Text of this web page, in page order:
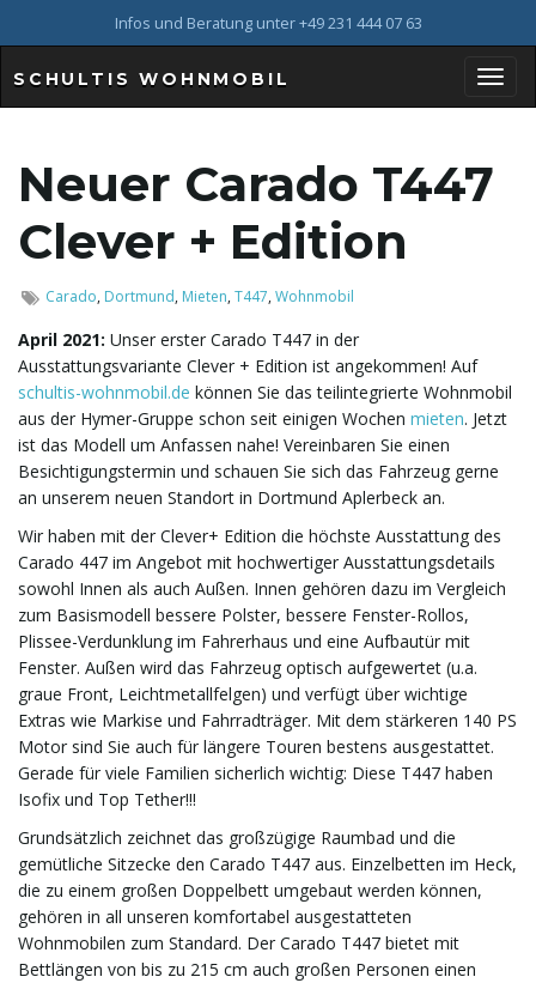
Infos und Beratung unter +49 231 444 07 63
a
e
SCHULTIS WOHNMOBIL
Neuer Carado T447
Clever + Edition
Carado, Dortmund, Mieten,T447,Wohnmobil
April 2021: Unser erster Carado T447 in der
Ausstattungsvariante Clever + Edition ist angekommen! Auf
schultis-wohnmobil.de können Sie das teilintegrierte Wohnmobil
aus der Hymer-Gruppe schon seit einigen Wochen mieten. Jetzt
ist das Modell um Anfassen nahe! Vereinbaren Sie einen
Besichtigungstermin und schauen Sie sich das Fahrzeug gerne
an unserem neuen Standort in Dortmund Aplerbeck an.
Wir haben mit der Clever+ Edition die höchste Ausstattung des
Carado 447 im Angebot mit hochwertiger Ausstattungsdetails
sowohl Innen als auch Außen. Innen gehören dazu im Vergleich
zum Basismodell bessere Polster, bessere Fenster-Rollos,
Plissee-Verdunklung im Fahrerhaus und eine Aufbautür mit
Fenster. Außen wird das Fahrzeug optisch aufgewertet (u.a.
graue Front, Leichtmetallfelgen) und verfügt über wichtige
Extras wie Markise und Fahrradträger. Mit dem stärkeren 140 PS
Motor sind Sie auch für längere Touren bestens ausgestattet.
Gerade für viele Familien sicherlich wichtig: Diese T447 haben
Isofix und Top Tether!!!
Grundsätzlich zeichnet das großzügige Raumbad und die
gemütliche Sitzecke den Carado T447 aus. Einzelbetten im Heck,
die zu einem großen Doppelbett umgebaut werden können,
gehören in all unseren komfortabel ausgestatteten
Wohnmobilen zum Standard. Der Carado T447 bietet mit
Bettlängen von bis zu 215 cm auch großen Personen einen